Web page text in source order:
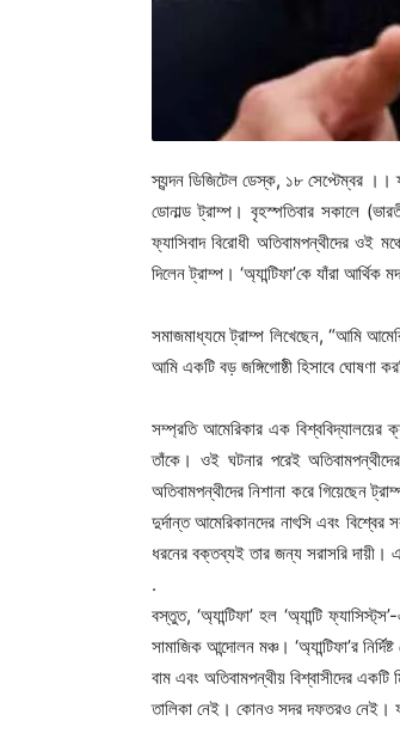
স্যন্দন ডিজিটেল ডেস্ক, ১৮ সেপ্টেম্বর ।।
ডোনাল্ড ট্রাম্প। বৃহস্পতিবার সকালে
ফ্যাসিবাদ বিরোধী অতিবামপন্থীদের ওই
দিলেন ট্রাম্প। ‘অ্যান্টিফা’কে যাঁরা
সমাজমাধ্যমে ট্রাম্প লিখেছেন, “আমি
আমি একটি বড় জঙ্গিগোষ্ঠী হিসাবে ঘোষণা
সম্প্রতি আমেরিকার এক বিশ্ববিদ্যালয়ের
তাঁকে। ওই ঘটনার পরেই
অতিবামপন্থীদের নিশানা করে গিয়েছেন
দুর্দান্ত আমেরিকানদের নাৎসি এবং
ধরনের বক্তব্যই তার জন্য সরাসরি
.
বস্তুত, ‘অ্যান্টিফা’ হল ‘অ্যান্টি
সামাজিক আন্দোলন মঞ্চ। ‘অ্যান্টিফা’র
বাম এবং অতিবামপন্থীয় বিশ্বাসীদের
তালিকা নেই। কোনও সদর দফতরও নেই।